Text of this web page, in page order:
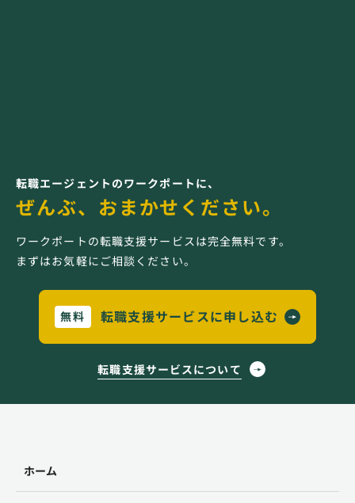
転職エージェントのワークポートに、
ぜんぶ、おまかせください。
ワークポートの転職支援サービスは完全無料です。
まずはお気軽にご相談ください。
無料 転職支援サービスに申し込む
転職支援サービスについて
ホーム